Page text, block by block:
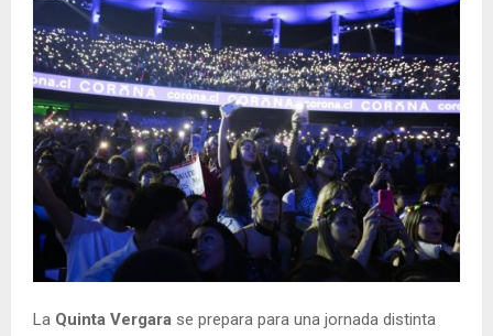
R
Y
M
La Quinta Vergara se prepara para una jornada distinta